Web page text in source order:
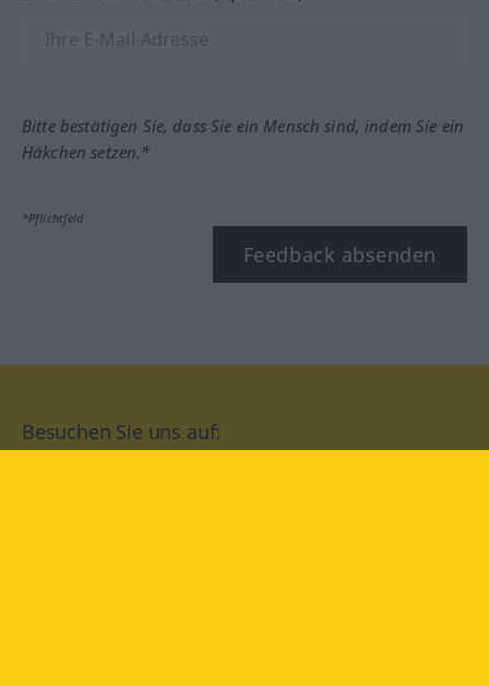
Bitte bestätigen Sie, dass Sie ein Mensch sind, indem Sie ein
Häkchen setzen.*
*Pflichtfeld
Feedback absenden
Besuchen Sie uns auf: